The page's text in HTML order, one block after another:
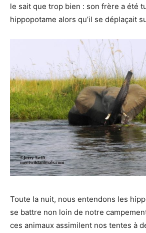
le sait que trop bien : son frère a été
hippopotame alors qu’il se déplaçait
Toute la nuit, nous entendons les
se battre non loin de notre
ces animaux assimilent nos tentes à